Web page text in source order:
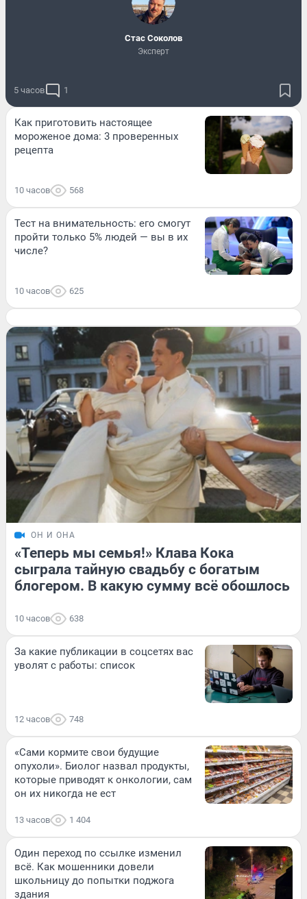
Стас Соколов
Эксперт
5 часов 1
Как приготовить настоящее
мороженое дома: 3 проверенных
рецепта
10 часов 568
Тест на внимательность: его смогут
пройти только 5% людей — вы в их
числе?
10 часов 625
ОН И ОНА
«Теперь мы семья!» Клава Кока
сыграла тайную свадьбу с богатым
блогером. В какую сумму всё обошлось
10 часов 638
За какие публикации в соцсетях вас
уволят с работы: список
12 часов 748
«Сами кормите свои будущие
опухоли». Биолог назвал продукты,
которые приводят к онкологии, сам
он их никогда не ест
13 часов 1 404
Один переход по ссылке изменил
всё. Как мошенники довели
школьницу до попытки поджога
здания